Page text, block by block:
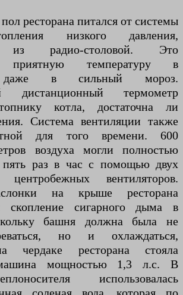
ресторана питался от системы
низкого давления,
из радио-столовой. Это
приятную температуру в
даже в сильный мороз.
дистанционный термометр
котла, достаточна ли
Система вентиляции также
для того времени. 600
воздуха могли полностью
пять раз в час с помощью двух
центробежных вентиляторов.
на крыше ресторана
скопление сигарного дыма в
башня должна была не
но и охлаждаться,
чердаке ресторана стояла
машина мощностью 1,3 л.с. В
использовалась